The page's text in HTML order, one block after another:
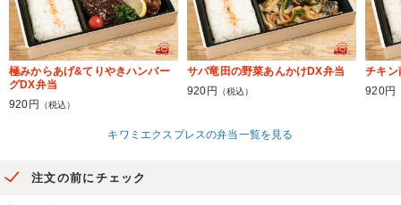
極みからあげ&てりやきハンバー
グDX弁当
920円
（税込）
サバ竜田の野菜あんかけDX弁当
920円
（税込）
チキン
920円
キワミエクスプレスの弁当一覧を見る
注文の前にチェック